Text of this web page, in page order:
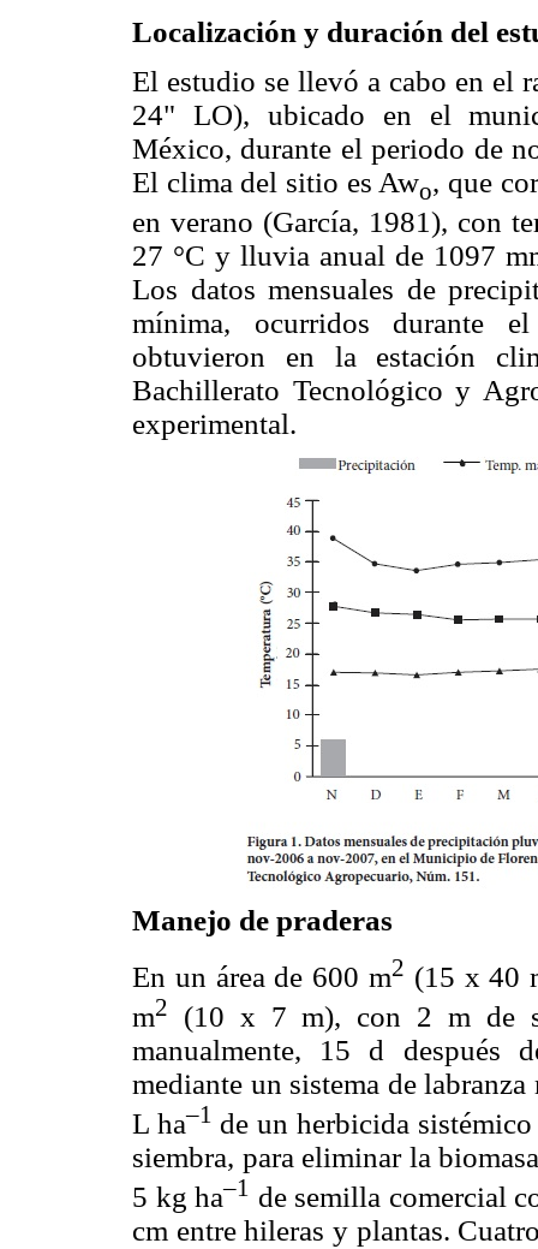
Localización y duración del
El estudio se llevó a cabo en el
24" LO), ubicado en el
México, durante el periodo de
El clima del sitio es Awo, que
en verano (García, 1981), con
27 °C y lluvia anual de 1097
Los datos mensuales de
mínima, ocurridos durante
obtuvieron en la estación
Bachillerato Tecnológico y
experimental.
Manejo de praderas
En un área de 600 m2 (15 x 40
m2
(10 x 7 m), con 2 m de
manualmente, 15 d
mediante un sistema de
L ha–1 de un herbicida
siembra, para eliminar la
5 kg ha–1 de semilla comercial
cm entre hileras y plantas.